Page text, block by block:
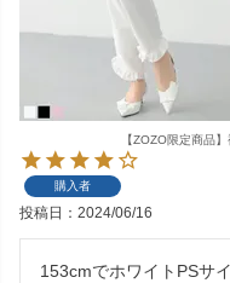
【ZOZO限定商品
購入者
投稿日 2024/06/16
153cmでホワイトPSサ